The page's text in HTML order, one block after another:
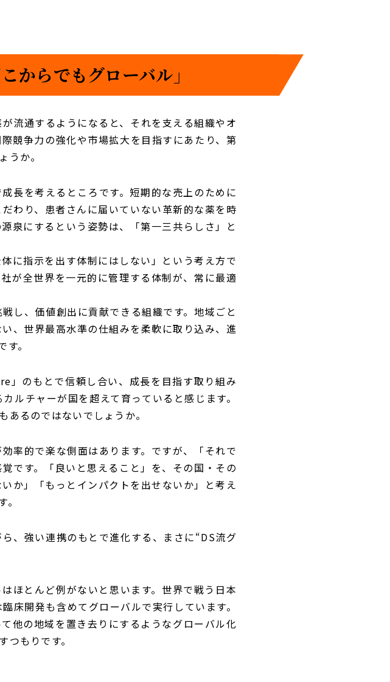
からでもグローバル」
流通するようになると、それを支える組織やオ
競争力の強化や市場拡大を目指すにあたり、第
うか。
長を考えるところです。短期的な売上のために
わり、患者さんに届いていない革新的な薬を時
泉にするという姿勢は、「第一三共らしさ」と
に指示を出す体制にはしない」という考え方で
が全世界を一元的に管理する体制が、常に最適
し、価値創出に貢献できる組織です。地域ごと
、世界最高水準の仕組みを柔軟に取り込み、進
。
」のもとで信頼し合い、成長を目指す取り組み
ルチャーが国を超えて育っていると感じます。
るのではないでしょうか。
率的で楽な側面はあります。ですが、「それで
です。「良いと思えること」を、その国・その
か」「もっとインパクトを出せないか」と考え
、強い連携のもとで進化する、まさに“DS流グ
ほとんど例がないと思います。世界で戦う日本
床開発も含めてグローバルで実行しています。
他の地域を置き去りにするようなグローバル化
もりです。